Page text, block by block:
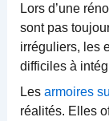
Lors d’une
sont pas
irréguliers, les
difficiles à
Les armoires
réalités. Elles